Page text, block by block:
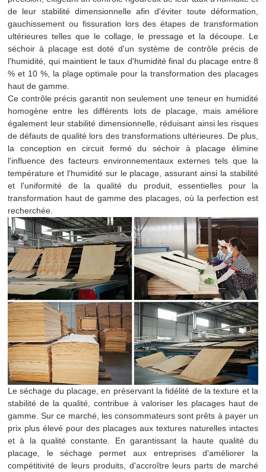
de leur stabilité dimensionnelle afin d'éviter toute déformation,
gauchissement ou fissuration lors des étapes de transformation
ultérieures telles que le collage, le pressage et la découpe. Le
séchoir à placage est doté d'un système de contrôle précis de
l'humidité, qui maintient le taux d'humidité final du placage entre 8
% et 10 %, la plage optimale pour la transformation des placages
haut de gamme.
Ce contrôle précis garantit non seulement une teneur en humidité
homogène entre les différents lots de placage, mais améliore
également leur stabilité dimensionnelle, réduisant ainsi les risques
de défauts de qualité lors des transformations ultérieures. De plus,
la conception en circuit fermé du séchoir à placage élimine
l'influence des facteurs environnementaux externes tels que la
température et l'humidité sur le placage, assurant ainsi la stabilité
et l'uniformité de la qualité du produit, essentielles pour la
transformation haut de gamme des placages, où la perfection est
recherchée.
Le séchage du placage, en préservant la fidélité de la texture et la
stabilité de la qualité, contribue à valoriser les placages haut de
gamme. Sur ce marché, les consommateurs sont prêts à payer un
prix plus élevé pour des placages aux textures naturelles intactes
et à la qualité constante. En garantissant la haute qualité du
placage, le séchage permet aux entreprises d'améliorer la
compétitivité de leurs produits, d'accroître leurs parts de marché